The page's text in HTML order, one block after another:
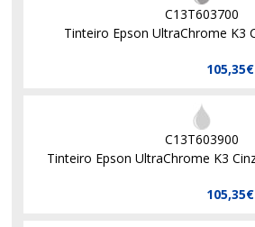
C13T603700
Tinteiro Epson UltraChrome K3
105,35€
C13T603900
Tinteiro Epson UltraChrome K3
105,35€